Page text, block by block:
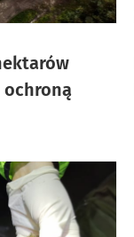
ochroną